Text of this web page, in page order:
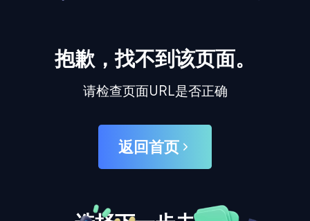
抱歉，找不到该页面。
请检查页面URL是否正确
返回首页